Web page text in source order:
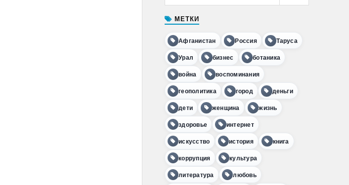
МЕТКИ
Афганистан Россия Таруса
Урал бизнес ботаника
война воспоминания
геополитика город деньги
дети женщина жизнь
здоровье интернет
искусство история книга
коррупция культура
литература любовь